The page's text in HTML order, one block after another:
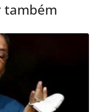
também